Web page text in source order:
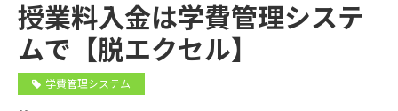
授業料入金は学費管理システ
ムで【脱エクセル】
学費管理システム